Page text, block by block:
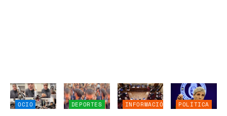
OCIO DEPORTES
INFORMACIÓN
POLÍTICA